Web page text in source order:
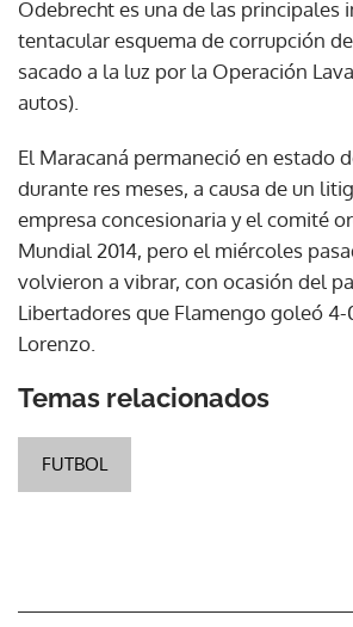
Odebrecht es una de las principales
tentacular esquema de corrupción
sacado a la luz por la Operación
autos).
El Maracaná permaneció en estado
durante res meses, a causa de un
empresa concesionaria y el comité
Mundial 2014, pero el miércoles
volvieron a vibrar, con ocasión del
Libertadores que Flamengo goleó
Lorenzo.
Temas relacionados
FUTBOL